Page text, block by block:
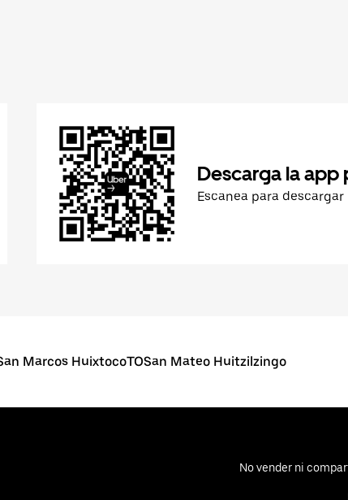
Descarga la app
Escanea para descargar
Marcos HuixtocoTOSan Mateo Huitzilzingo
No vender ni